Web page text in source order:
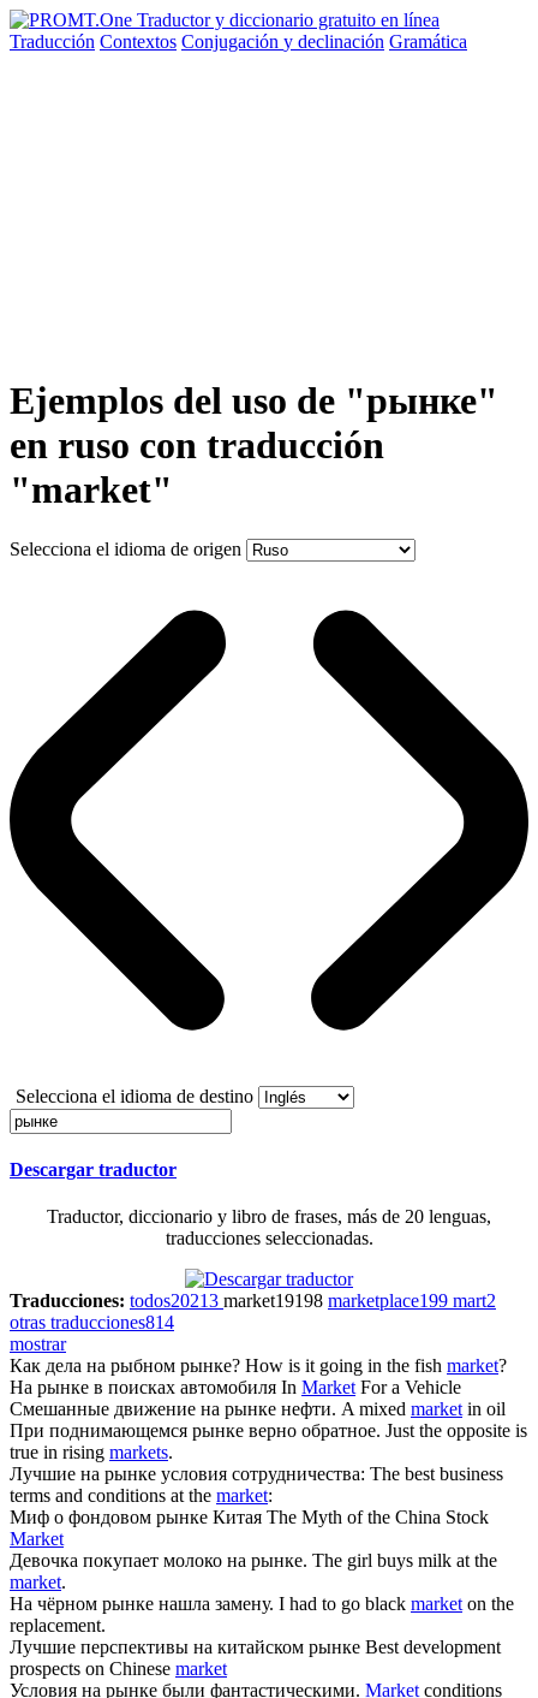
Traducción Contextos Conjugación y declinación Gramática
Ejemplos del uso de "рынке"
en ruso con traducción
"market"
Selecciona el idioma de origen
Selecciona el idioma de destino
Descargar traductor
Traductor, diccionario y libro de frases, más de 20 lenguas,
traducciones seleccionadas.
Traducciones: todos20213 market19198 marketplace199 mart2
otras traducciones814
mostrar
Как дела на рыбном рынке? How is it going in the fish market?
На рынке в поисках автомобиля In MarketFor a Vehicle
Смешанные движение на рынке нефти. A mixed marketin oil
При поднимающемся рынке верно обратное. Just the opposite is
true in rising markets.
Лучшие на рынке условия сотрудничества: The best business
terms and conditions at the market:
Миф о фондовом рынке Китая The Myth of the China Stock
Market
Девочка покупает молоко на рынке. The girl buys milk at the
market.
На чёрном рынке нашла замену. I had to go black marketon the
replacement.
Лучшие перспективы на китайском рынке Best development
prospects on Chinese market
Условия на рынке были фантастическими. Marketconditions